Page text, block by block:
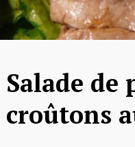
Salade de
croûtons